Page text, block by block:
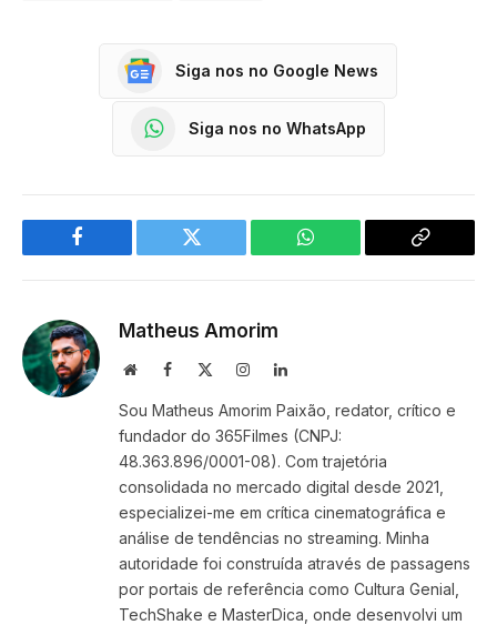
Siga nos no Google News
Siga nos no WhatsApp
Facebook Twitter WhatsApp
Copy
Matheus Amorim
WebsiteFacebook InstagramLinkedIn
Sou Matheus Amorim Paixão, redator, crítico e
fundador do 365Filmes (CNPJ:
48.363.896/0001-08). Com trajetória
consolidada no mercado digital desde 2021,
especializei-me em crítica cinematográfica e
análise de tendências no streaming. Minha
autoridade foi construída através de passagens
por portais de referência como Cultura Genial,
TechShake e MasterDica, onde desenvolvi um